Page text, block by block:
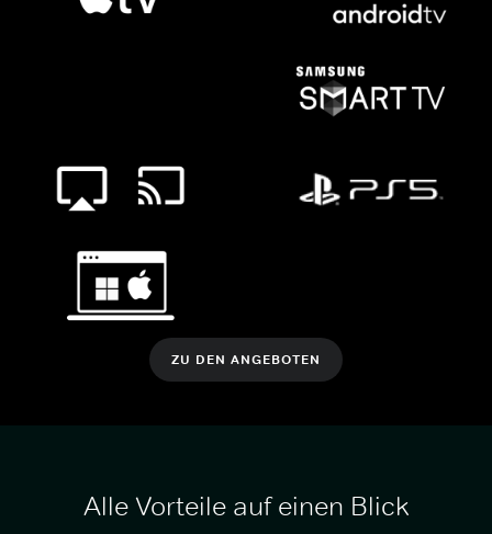
ZU DEN ANGEBOTEN
Alle Vorteile auf einen Blick